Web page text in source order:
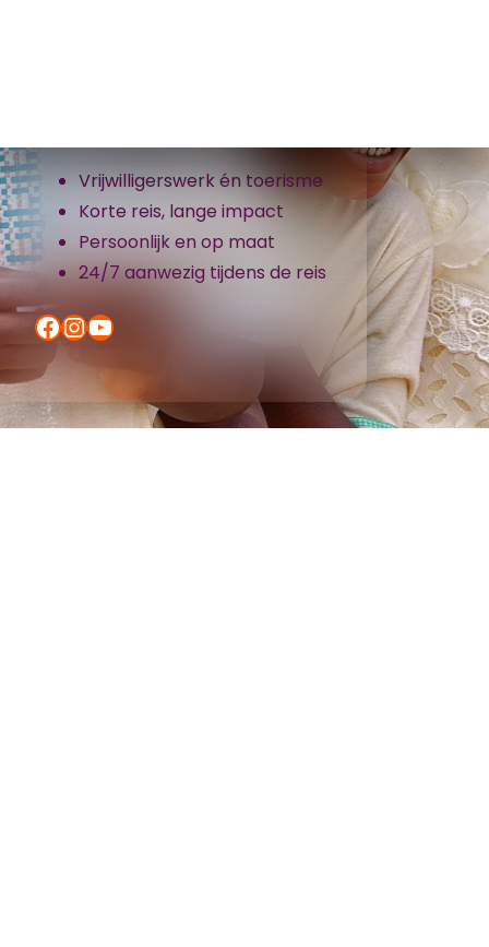
Vrijwilligerswerk én toerisme
Korte reis, lange impact
Persoonlijk en op maat
24/7 aanwezig tijdens de reis
Facebook InstagramYouTube